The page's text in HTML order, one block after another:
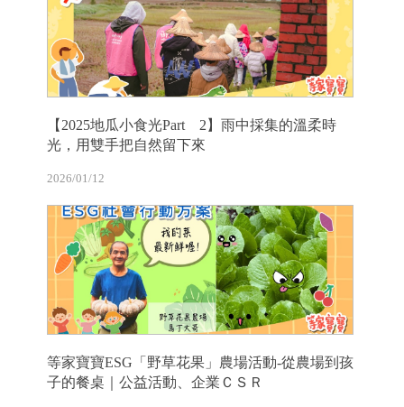
【2025地瓜小食光Part 2】雨中採集的溫柔時
光，用雙手把自然留下來
2026/01/12
等家寶寶ESG「野草花果」農場活動-從農場到孩
子的餐桌｜公益活動、企業ＣＳＲ